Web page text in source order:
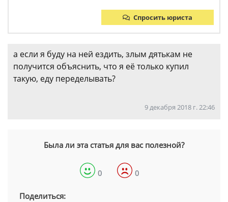
Спросить юриста
а если я буду на ней ездить, злым дятькам не
получится объяснить, что я её только купил
такую, еду переделывать?
9 декабря 2018 г. 22:46
Была ли эта статья для вас полезной?
0 0
Поделиться: